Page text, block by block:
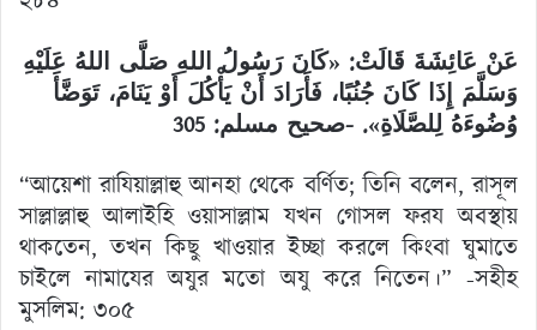
عَنْ عَائِشَةَ قَالَتْ: «كَانَ رَسُولُ اللهِ صَلَّى اللهُ عَلَيْهِ
وَسَلَّمَ إِذَا كَانَ جُنُبًا، فَأَرَادَ أَنْ يَأْكُلَ أَوْ يَنَامَ، تَوَضَّأَ
وُضُوءَهُ لِلصَّلَاةِ». -صحيح مسلم: 305
“আয়েশা রাযিয়াল্লাহু আনহা থেকে বর্ণিত; তিনি বলেন, রাসূল
সাল্লাল্লাহু আলাইহি ওয়াসাল্লাম যখন গোসল ফরয অবস্থায়
থাকতেন, তখন কিছু খাওয়ার ইচ্ছা করলে কিংবা ঘুমাতে
চাইলে নামাযের অযুর মতো অযু করে নিতেন।” -সহীহ
মুসলিম: ৩০৫